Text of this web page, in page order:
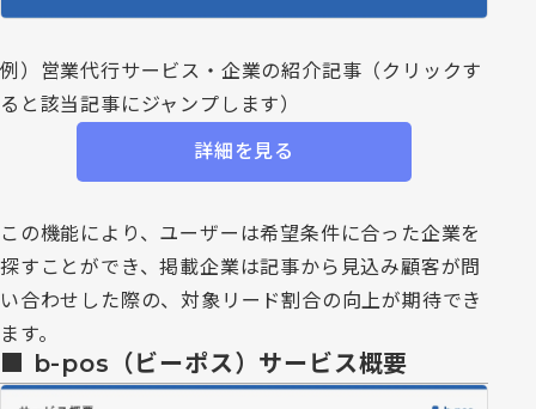
例）営業代行サービス・企業の紹介記事（クリックす
ると該当記事にジャンプします）
詳細を見る
この機能により、ユーザーは希望条件に合った企業を
探すことができ、掲載企業は記事から見込み顧客が問
い合わせした際の、対象リード割合の向上が期待でき
ます。
b-pos（ビーポス）サービス概要